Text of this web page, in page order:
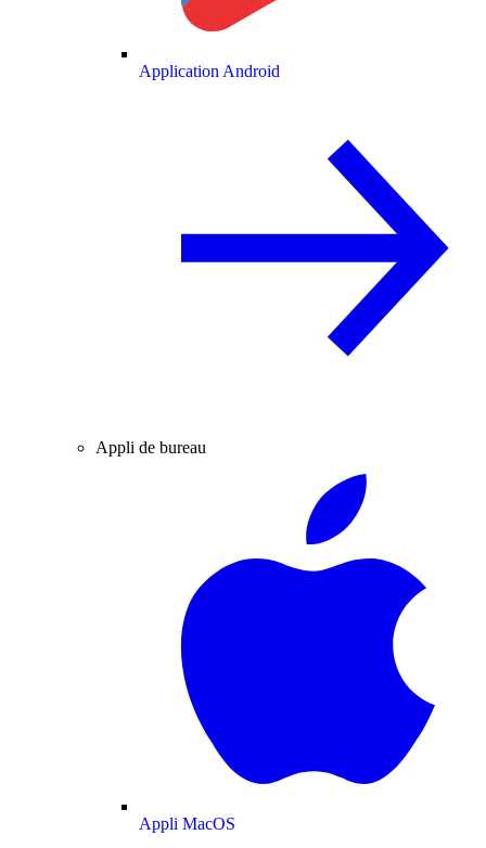
Application Android
Appli de bureau
Appli MacOS